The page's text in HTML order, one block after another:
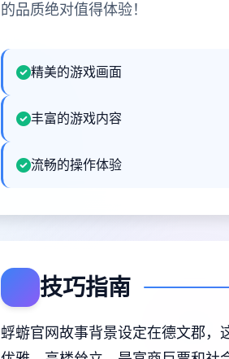
的品质绝对值得体验！
精美的游戏画面
丰富的游戏内容
流畅的操作体验
技巧指南
蜉蝣官网故事背景设定在德文郡，